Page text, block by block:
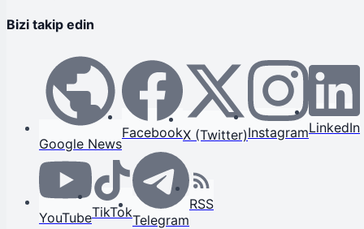
Bizi takip edin
Google News
FacebookX (Twitter)InstagramLinkedIn
YouTubeTikTokTelegram
RSS